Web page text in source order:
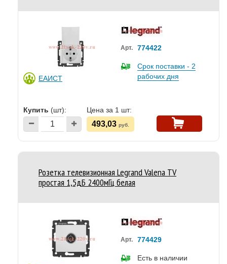
ЕАИСТ
Арт. 774422
Срок поставки - 2
рабочих дня
Купить (шт): Цена за 1 шт:
493,03 руб.
Розетка телевизионная Legrand Valena TV
простая 1,5дБ 2400мГц белая
Арт. 774429
Есть в наличии